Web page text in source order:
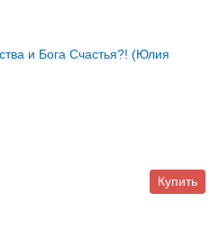
и Бога Счастья?! (Юлия
Купить